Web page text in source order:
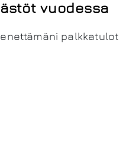
vuodessa
palkkatulot